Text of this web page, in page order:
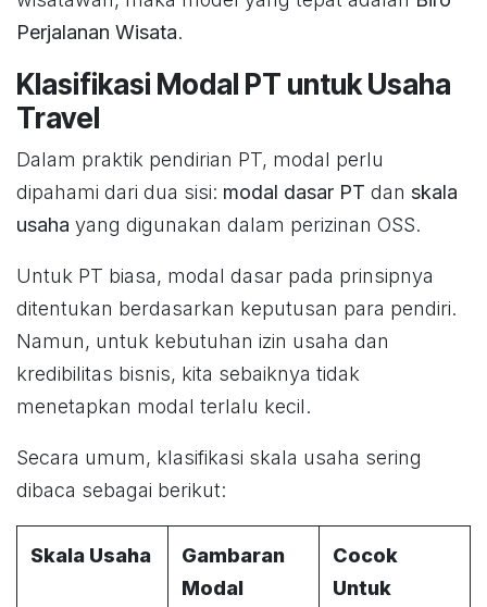
Perjalanan Wisata.
Klasifikasi Modal PT untuk Usaha
Travel
Dalam praktik pendirian PT, modal perlu
dipahami dari dua sisi: modal dasar PT dan skala
usaha yang digunakan dalam perizinan OSS.
Untuk PT biasa, modal dasar pada prinsipnya
ditentukan berdasarkan keputusan para pendiri.
Namun, untuk kebutuhan izin usaha dan
kredibilitas bisnis, kita sebaiknya tidak
menetapkan modal terlalu kecil.
Secara umum, klasifikasi skala usaha sering
dibaca sebagai berikut:
Skala Usaha
Gambaran
Modal
Cocok
Untuk